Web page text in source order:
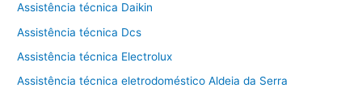
Assistência técnica Daikin
Assistência técnica Dcs
Assistência técnica Electrolux
Assistência técnica eletrodoméstico Aldeia da Serra